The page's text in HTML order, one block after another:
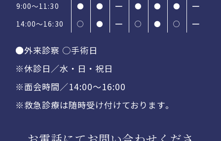
9:00～11:30 ● ● ━ ● ● ●
━
14:00〜16:30
○ ● ━ ○ ● ○ ━
●外来診察 ○手術日
※休診日／水・日・祝日
※面会時間／14:00〜16:00
※救急診療は随時受け付けております。